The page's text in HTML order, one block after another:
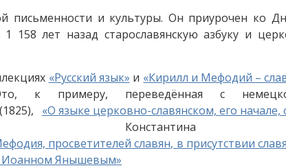
письменности и культуры. Он приурочен ко
158 лет назад старославянскую азбуку и
«Русский язык» и «Кирилл и Мефодий –
к примеру, переведённая с
«О языке церковно-славянском, его начале,
просветителей славян, в присутствии
Иоанном Янышевым»